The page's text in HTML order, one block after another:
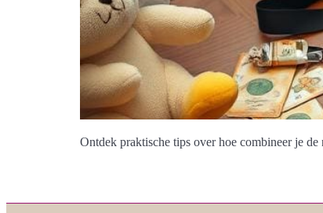
Ontdek praktische tips over hoe combineer je